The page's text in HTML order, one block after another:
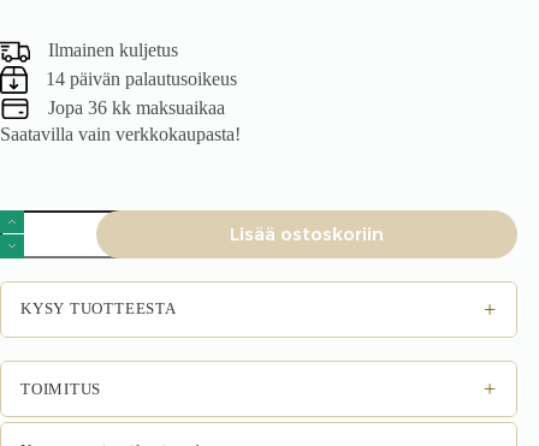
Ilmainen kuljetus
14 päivän palautusoikeus
Jopa 36 kk maksuaikaa
Saatavilla vain verkkokaupasta!
Ruokatuoli
Noirum
musta
määrä
Lisää ostoskoriin
KYSY TUOTTEESTA +
TOIMITUS +